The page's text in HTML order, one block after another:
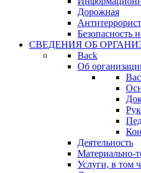
Дорожная
Безопасность
СВЕДЕНИЯ ОБ
Back
Об
Деятельность
Материально-
Услуги, в том